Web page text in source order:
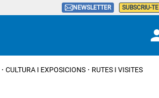
NEWSLETTER SUBSCRIU-TE
CULTURA I EXPOSICIONS RUTES I VISITES